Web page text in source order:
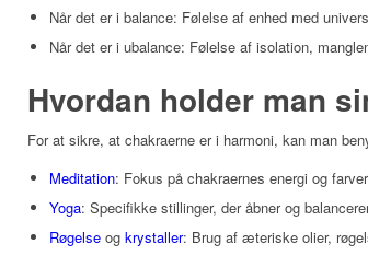
Når det er i balance: Følelse af enhed med
Når det er i ubalance: Følelse af isolation,
Hvordan holder man
For at sikre, at chakraerne er i harmoni, kan man
Meditation: Fokus på chakraernes energi og
Yoga: Specifikke stillinger, der åbner og
Røgelse og krystaller: Brug af æteriske olier,